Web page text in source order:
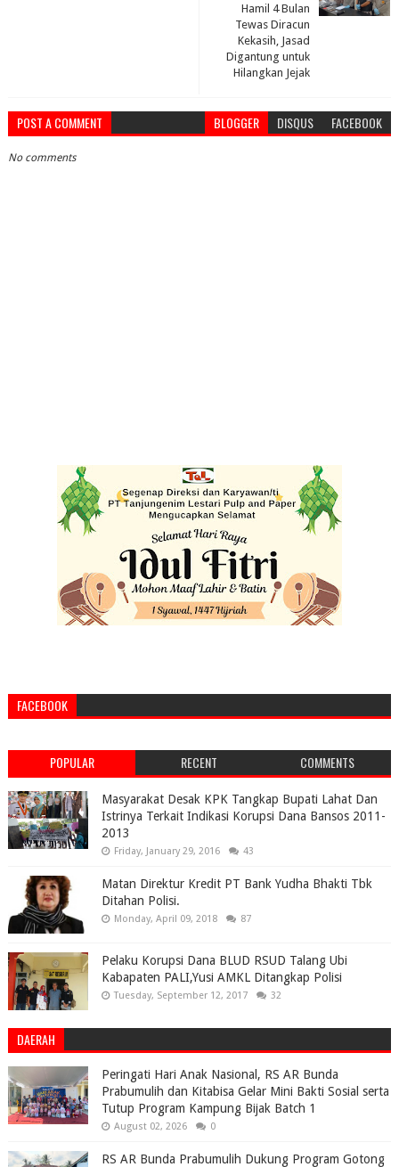
Hamil 4 Bulan
Tewas Diracun
Kekasih, Jasad
Digantung untuk
Hilangkan Jejak
POST A COMMENT BLOGGER DISQUS FACEBOOK
No comments
FACEBOOK
POPULAR RECENT COMMENTS
Masyarakat Desak KPK Tangkap Bupati Lahat Dan
Istrinya Terkait Indikasi Korupsi Dana Bansos 2011-
2013
Friday, January 29, 2016 43
Matan Direktur Kredit PT Bank Yudha Bhakti Tbk
Ditahan Polisi.
Monday, April 09, 2018 87
Pelaku Korupsi Dana BLUD RSUD Talang Ubi
Kabapaten PALI,Yusi AMKL Ditangkap Polisi
Tuesday, September 12, 2017 32
DAERAH
Peringati Hari Anak Nasional, RS AR Bunda
Prabumulih dan Kitabisa Gelar Mini Bakti Sosial serta
Tutup Program Kampung Bijak Batch 1
August 02, 2026 0
RS AR Bunda Prabumulih Dukung Program Gotong